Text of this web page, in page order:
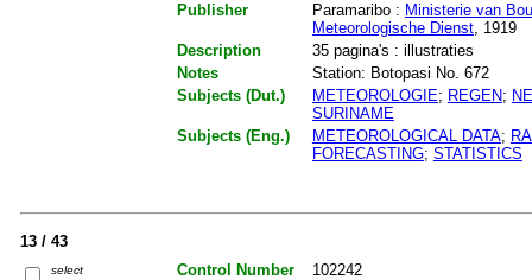
Publisher
Paramaribo : Ministerie van
Meteorologische Dienst, 1919
Description
35 pagina's : illustraties
Notes
Station: Botopasi No. 672
Subjects (Dut.)
METEOROLOGIE; REGEN;
SURINAME
Subjects (Eng.)
METEOROLOGICAL DATA;
FORECASTING; STATISTICS
13 / 43
select Control Number
102242